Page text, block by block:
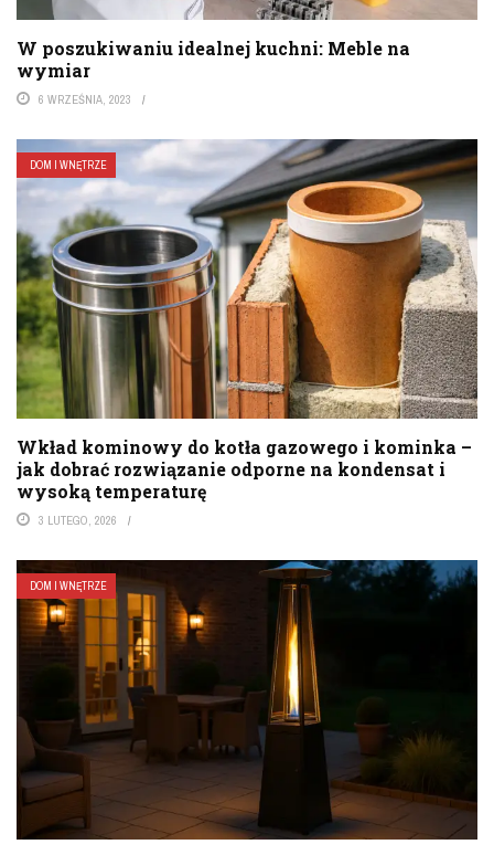
W poszukiwaniu idealnej kuchni: Meble na
wymiar
6 WRZEŚNIA, 2023
DOM I WNĘTRZE
Wkład kominowy do kotła gazowego i kominka –
jak dobrać rozwiązanie odporne na kondensat i
wysoką temperaturę
3 LUTEGO, 2026
DOM I WNĘTRZE